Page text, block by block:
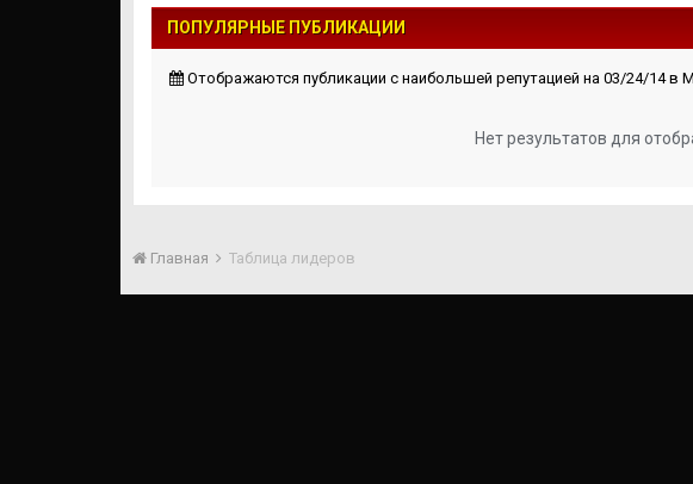
ПОПУЛЯРНЫЕ ПУБЛИКАЦИИ
Отображаются публикации с наибольшей репутацией на 03/24/14 в
Нет результатов для
Главная Таблица лидеров